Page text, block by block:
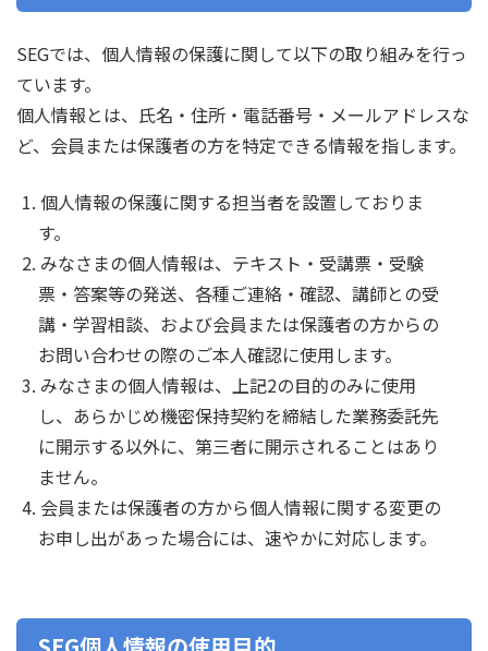
SEGでは、個人情報の保護に関して以下の取り組みを行っ
ています。
個人情報とは、氏名・住所・電話番号・メールアドレスな
ど、会員または保護者の方を特定できる情報を指します。
個人情報の保護に関する担当者を設置しておりま
す。
みなさまの個人情報は、テキスト・受講票・受験
票・答案等の発送、各種ご連絡・確認、講師との受
講・学習相談、および会員または保護者の方からの
お問い合わせの際のご本人確認に使用します。
みなさまの個人情報は、上記2の目的のみに使用
し、あらかじめ機密保持契約を締結した業務委託先
に開示する以外に、第三者に開示されることはあり
ません。
会員または保護者の方から個人情報に関する変更の
お申し出があった場合には、速やかに対応します。